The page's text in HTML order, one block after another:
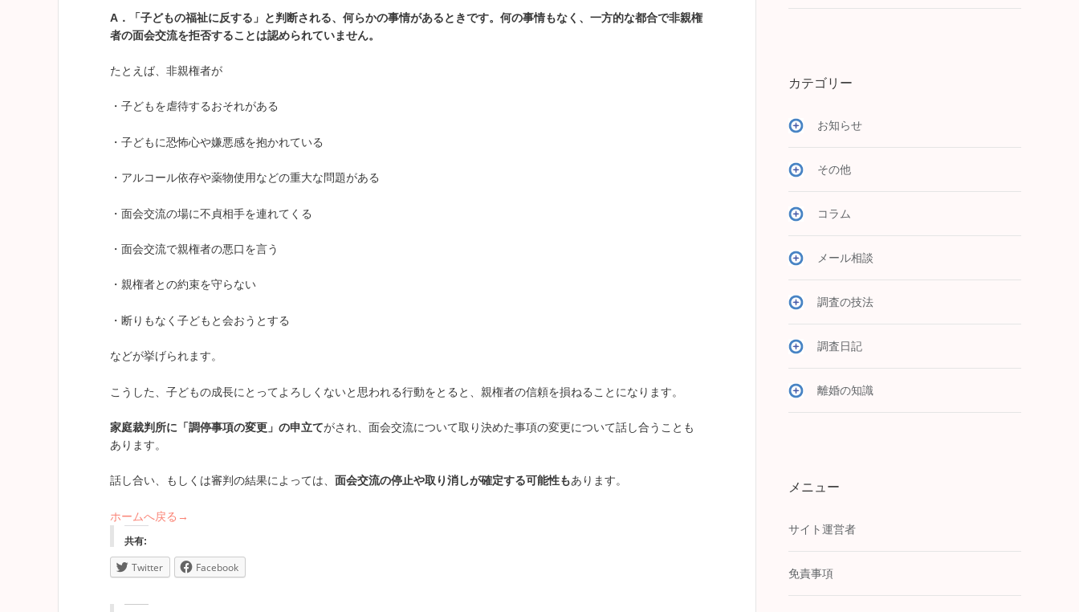
A ．
「子どもの福祉に反する」と判断される、何らかの事情があるときです。何の事情もなく、一方的な都合で非親権
者の面会交流を拒否することは認められていません。
たとえば、非親権者が
・子どもを虐待するおそれがある
・子どもに恐怖心や嫌悪感を抱かれている
・アルコール依存や薬物使用などの重大な問題がある
・面会交流の場に不貞相手を連れてくる
・面会交流で親権者の悪口を言う
・親権者との約束を守らない
・断りもなく子どもと会おうとする
などが挙げられます。
こうした、子どもの成長にとってよろしくないと思われる行動をとると、親権者の信頼を損ねることになります。
家庭裁判所に「調停事項の変更」の申立てがされ、面会交流について取り決めた事項の変更について話し合うことも
あります。
話し合い、もしくは審判の結果によっては、 面会交流の停止や取り消しが確定する可能性もあります。
ホームへ戻る→
共有:
Twitter Facebook
カテゴリー
お知らせ
その他
コラム
メール相談
調査の技法
調査日記
離婚の知識
メニュー
サイト運営者
免責事項